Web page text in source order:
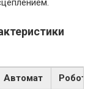
Автомат
Робот